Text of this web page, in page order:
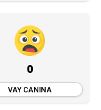
0
VAY CANINA